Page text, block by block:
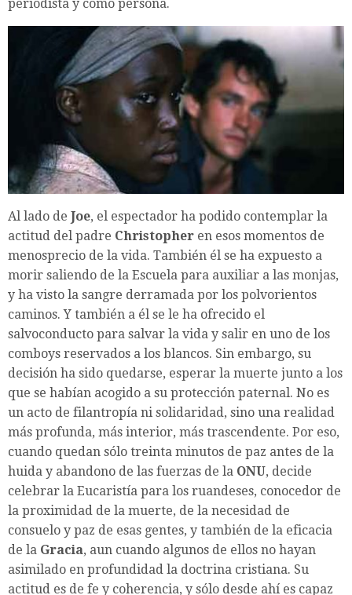
periodista y como persona.
Al lado de Joe, el espectador ha podido contemplar la
actitud del padre Christopher en esos momentos de
menosprecio de la vida. También él se ha expuesto a
morir saliendo de la Escuela para auxiliar a las monjas,
y ha visto la sangre derramada por los polvorientos
caminos. Y también a él se le ha ofrecido el
salvoconducto para salvar la vida y salir en uno de los
comboys reservados a los blancos. Sin embargo, su
decisión ha sido quedarse, esperar la muerte junto a los
que se habían acogido a su protección paternal. No es
un acto de filantropía ni solidaridad, sino una realidad
más profunda, más interior, más trascendente. Por eso,
cuando quedan sólo treinta minutos de paz antes de la
huida y abandono de las fuerzas de la ONU, decide
celebrar la Eucaristía para los ruandeses, conocedor de
la proximidad de la muerte, de la necesidad de
consuelo y paz de esas gentes, y también de la eficacia
de la Gracia, aun cuando algunos de ellos no hayan
asimilado en profundidad la doctrina cristiana. Su
actitud es de fe y coherencia, y sólo desde ahí es capaz